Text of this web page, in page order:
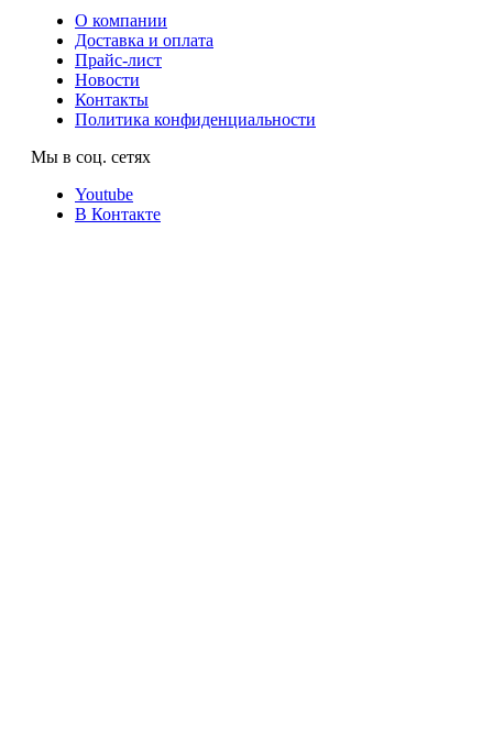
О компании
Доставка и оплата
Прайс-лист
Новости
Контакты
Политика конфиденциальности
Мы в соц. сетях
Youtube
В Контакте